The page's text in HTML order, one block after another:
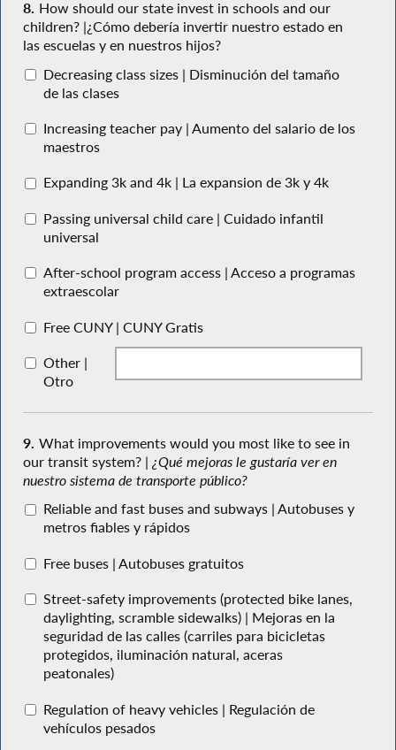
8. How should our state invest in schools and our
children? |¿Cómo debería invertir nuestro estado en
las escuelas y en nuestros hijos?
Decreasing class sizes | Disminución del tamaño
de las clases
Increasing teacher pay | Aumento del salario de los
maestros
Expanding 3k and 4k | La expansion de 3k y 4k
Passing universal child care | Cuidado infantil
universal
After-school program access | Acceso a programas
extraescolar
Free CUNY | CUNY Gratis
Other |
Otro
9. What improvements would you most like to see in
our transit system? | ¿Qué mejoras le gustaría ver en
nuestro sistema de transporte público?
Reliable and fast buses and subways | Autobuses y
metros fiables y rápidos
Free buses | Autobuses gratuitos
Street-safety improvements (protected bike lanes,
daylighting, scramble sidewalks) | Mejoras en la
seguridad de las calles (carriles para bicicletas
protegidos, iluminación natural, aceras
peatonales)
Regulation of heavy vehicles | Regulación de
vehículos pesados